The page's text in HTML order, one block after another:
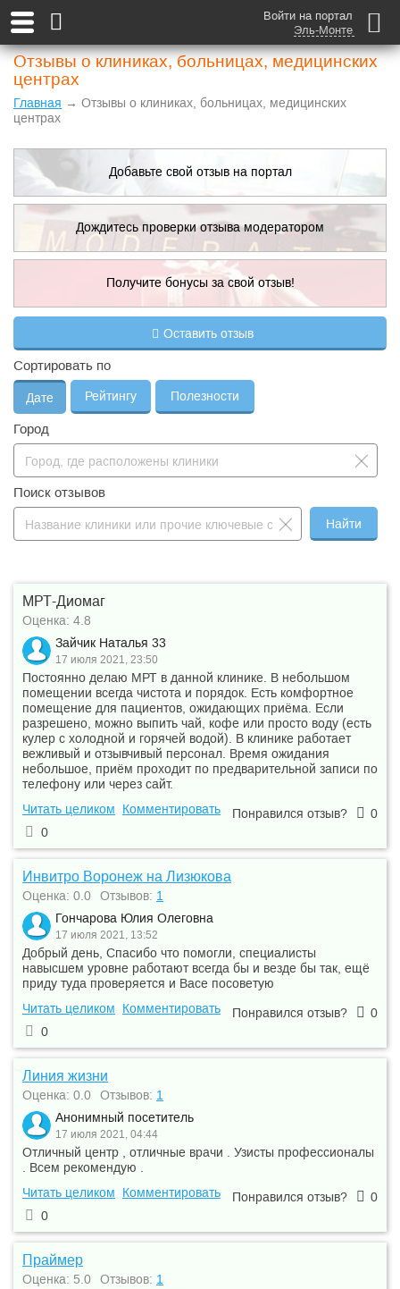
Войти на портал
Эль-Монте
Отзывы о клиниках, больницах, медицинских
центрах
Главная → Отзывы о клиниках, больницах, медицинских
центрах
Добавьте свой отзыв на портал
Дождитесь проверки отзыва модератором
Правила публикации
Получите бонусы за свой отзыв!
Что такое бонус?
Оставить отзыв
Сортировать по
Дате Рейтингу Полезности
Город
Поиск отзывов
Найти
МРТ-Диомаг
Оценка: 4.8
Зайчик Наталья 33
17 июля 2021, 23:50
Постоянно делаю МРТ в данной клинике. В небольшом
помещении всегда чистота и порядок. Есть комфортное
помещение для пациентов, ожидающих приёма. Если
разрешено, можно выпить чай, кофе или просто воду (есть
кулер с холодной и горячей водой). В клинике работает
вежливый и отзывчивый персонал. Время ожидания
небольшое, приём проходит по предварительной записи по
телефону или через сайт.
Читать целиком
Комментировать Понравился отзыв?
0
0
Инвитро Воронеж на Лизюкова
Оценка: 0.0 Отзывов: 1
Гончарова Юлия Олеговна
17 июля 2021, 13:52
Добрый день, Спасибо что помогли, специалисты
навысшем уровне работают всегда бы и везде бы так, ещё
приду туда проверяется и Васе посоветую
Читать целиком
Комментировать Понравился отзыв?
0
0
Линия жизни
Оценка: 0.0 Отзывов: 1
Анонимный посетитель
17 июля 2021, 04:44
Отличный центр , отличные врачи . Узисты профессионалы
. Всем рекомендую .
Читать целиком
Комментировать Понравился отзыв?
0
0
Праймер
Оценка: 5.0 Отзывов: 1